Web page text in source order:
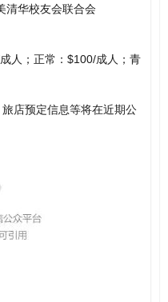
清华校友会联合会
人；正常：$100/成人；青
店预定信息等将在近期公